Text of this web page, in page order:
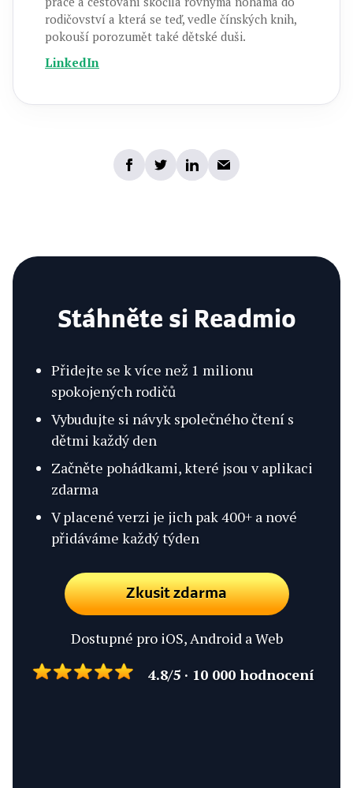
rodičovství a která se teď, vedle čínských knih,
pokouší porozumět také dětské duši.
LinkedIn
Stáhněte si Readmio
Přidejte se k více než 1 milionu
spokojených rodičů
Vybudujte si návyk společného čtení s
dětmi každý den
Začněte pohádkami, které jsou v aplikaci
zdarma
V placené verzi je jich pak 400+ a nové
přidáváme každý týden
Zkusit zdarma
Dostupné pro iOS, Android a Web
4.8/5 · 10 000 hodnocení